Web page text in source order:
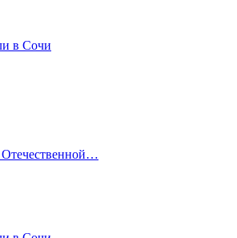
в Сочи
Отечественной…